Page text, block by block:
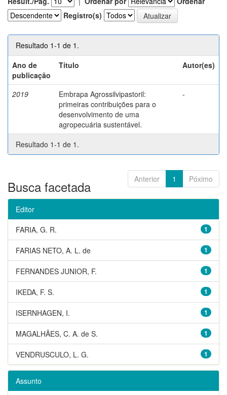
Registro(s)
Resultado 1-1 de 1.
Ano de
publicação
Título Autor(es)
2019
Embrapa Agrossilvipastoril:
primeiras contribuições para o
desenvolvimento de uma
agropecuária sustentável.
-
Resultado 1-1 de 1.
Anterior 1 Póximo
Busca facetada
Editor
1
FARIA, G. R.
1
FARIAS NETO, A. L. de
1
FERNANDES JUNIOR, F.
1
IKEDA, F. S.
1
ISERNHAGEN, I.
1
MAGALHÃES, C. A. de S.
1
VENDRUSCULO, L. G.
Assunto